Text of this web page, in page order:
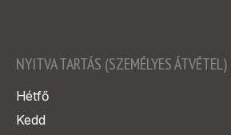
NYITVA TARTÁS (SZEMÉLYES ÁTVÉTEL)
Hétfő
Kedd